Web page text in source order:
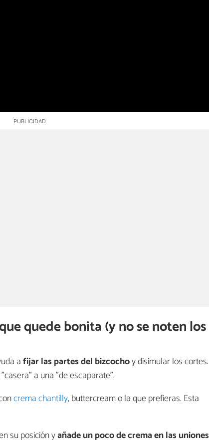
quede bonita (y no se noten los
afijar las partes del bizcochoy disimular los cortes.
a una "de escaparate".
crema chantilly, buttercream o la que prefieras. Esta
su posición yañade un poco de crema en las uniones